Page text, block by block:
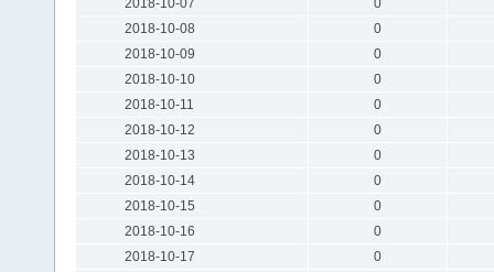
2018-10-07
0
2018-10-08
0
2018-10-09
0
2018-10-10
0
2018-10-11
0
2018-10-12
0
2018-10-13
0
2018-10-14
0
2018-10-15
0
2018-10-16
0
2018-10-17
0